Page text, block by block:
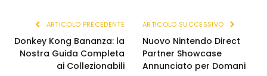
ARTICOLO PRECEDENTE
Donkey Kong Bananza: la
Nostra Guida Completa
ai Collezionabili
ARTICOLO SUCCESSIVO
Nuovo Nintendo Direct
Partner Showcase
Annunciato per Domani